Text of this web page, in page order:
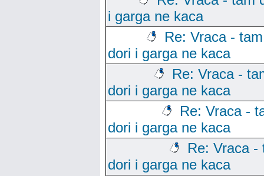
i garga ne kaca
Re: Vraca - tam
dori i garga ne kaca
Re: Vraca -
dori i garga ne kaca
Re: Vraca -
dori i garga ne kaca
Re: Vraca -
dori i garga ne kaca